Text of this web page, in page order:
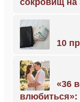
10
«36
влюбиться»: